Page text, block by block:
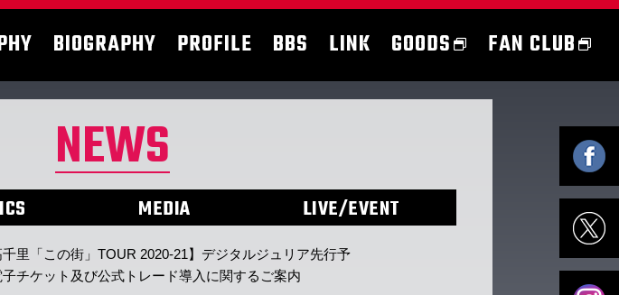
BIOGRAPHY PROFILE BBS LINK GOODS FAN CLUB
NEWS
MEDIA LIVE/EVENT
千里「この街」TOUR 2020-21】デジタルジュリア先行予
チケット及び公式トレード導入に関するご案内